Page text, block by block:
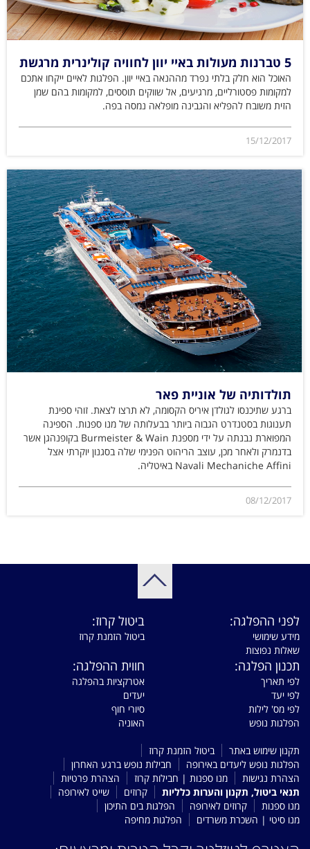
5 טברנות מעולות באיי יוון לחוויה קולינרית מרגשת
האוכל הוא חלק בלתי נפרד מההנאה באיי יוון. הפלגות לאיים ייקחו אתכם
למקומות פסטורליים, מרגיעים, אל שווקים תוססים, למקומות בהם שמן
הזית משובח להפליא והגבינה מופלאה נמסה בפה.
15/12/2017
תולדותיה של אוניית פאר
ברגע שתיכנסו לגולדן איריס הקסומה, לא תרצו לצאת. זוהי ספינת
תענוגות בסטנדרט הגבוה ביותר בבעלותה של מנו ספנות. הספינה
המפוארת נבנתה על ידי מספנת Burmeister & Wain בקופנהגן אשר
בדנמרק ולאחר מכן, עוצב הריהוט הפנימי שלה בסגנון יוקרתי אצל
Navali Mechaniche Affini באיטליה.
08/12/2017
לפני ההפלגה:
מידע שימושי
שאלות נפוצות
ביטול קרוז:
ביטול הזמנת קרוז
תכנון הפלגה:
לפי תאריך
לפי יעד
לפי מס' לילות
הפלגות נופש
חווית ההפלגה:
אטרקציות בהפלגה
יעדים
סיורי חוף
האוניה
תקנון שימוש באתר
ביטול הזמנת קרוז
הפלגות נופש ליעדים באירופה
חבילות נופש ברגע האחרון
הצהרת נגישות
מנו ספנות | חבילות קרוז
הצהרת פרטיות
תנאי ביטול, תקנון והערות כלליות
קרוזים
שייט לאירופה
מנו ספנות
קרוזים לאירופה
הפלגות בים התיכון
מנו סיטי | השכרת משרדים
הפלגות מחיפה